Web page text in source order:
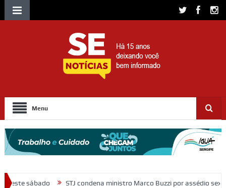
Menu
condena ministro Marco Buzzi por assédio sexual e importunação